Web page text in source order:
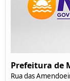
Prefeitura de
Rua das